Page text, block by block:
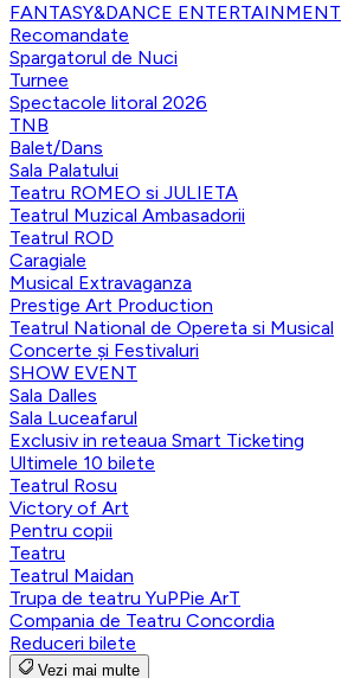
FANTASY&DANCE ENTERTAINMENT
Recomandate
Spargatorul de Nuci
Turnee
Spectacole litoral 2026
TNB
Balet/Dans
Sala Palatului
Teatru ROMEO si JULIETA
Teatrul Muzical Ambasadorii
Teatrul ROD
Caragiale
Musical Extravaganza
Prestige Art Production
Teatrul National de Opereta si Musical
Concerte și Festivaluri
SHOW EVENT
Sala Dalles
Sala Luceafarul
Exclusiv in reteaua Smart Ticketing
Ultimele 10 bilete
Teatrul Rosu
Victory of Art
Pentru copii
Teatru
Teatrul Maidan
Trupa de teatru YuPPie ArT
Compania de Teatru Concordia
Reduceri bilete
Vezi mai multe